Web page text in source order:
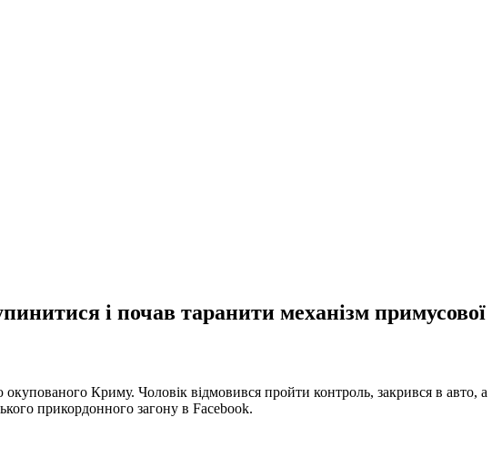
і почав таранити механізм примусової
Криму. Чоловік відмовився пройти контроль, закрився в авто, а
прикордонного загону в Facebook.